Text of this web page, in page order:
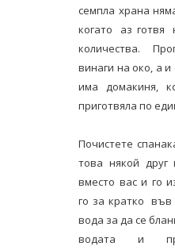
семпла храна
когато аз готвя
количества.
винаги на око, а
има домакиня,
приготвяла по
Почистете
това някой
вместо вас и го
го за кратко
вода за да се
водата и